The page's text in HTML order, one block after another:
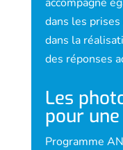
dans les
dans la
des réponses
Les
pour
Programme